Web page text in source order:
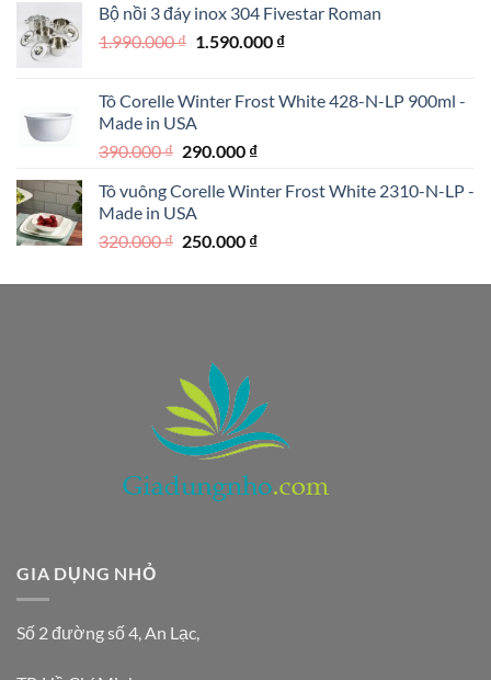
1.950.000 ₫.là:
1.250.000 ₫.
Bộ nồi 3 đáy inox 304 Fivestar Roman
1.990.000₫ Giá
1.990.000 ₫.
1.590.000 ₫Giá
là:
Tô Corelle Winter Frost White 428-N-LP 900ml -
Made in USA
390.000₫ Giá
là:
390.000 ₫.
290.000 ₫Giá
tại
290.000 ₫.
Tô vuông Corelle Winter Frost White 2310-N-LP -
Made in USA
320.000₫ Giá
là:
250.000 ₫Giá
tại
GIA DỤNG NHỎ
Số 2 đường số 4, An Lạc,